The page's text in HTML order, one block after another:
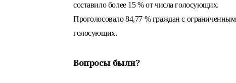
составило более 15 % от числа голосующих.
Проголосовало 84,77 % граждан с
голосующих.
Вопросы были?